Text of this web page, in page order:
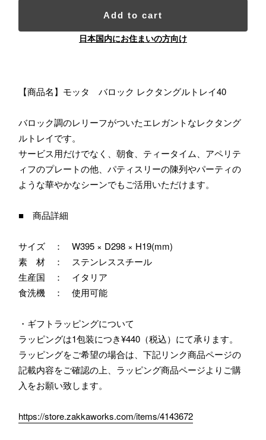
Add to cart
日本国内にお住まいの方向け
【商品名】モッタ バロック レクタングルトレイ40
バロック調のレリーフがついたエレガントなレクタング
ルトレイです。
サービス用だけでなく、朝食、ティータイム、アペリテ
ィフのプレートの他、パティスリーの陳列やパーティの
ような華やかなシーンでもご活用いただけます。
■ 商品詳細
サイズ ： W395 × D298 × H19(mm)
素 材 ： ステンレススチール
生産国 ： イタリア
食洗機 ： 使用可能
・ギフトラッピングについて
ラッピングは1包装につき¥440（税込）にて承ります。
ラッピングをご希望の場合は、下記リンク商品ページの
記載内容をご確認の上、ラッピング商品ページよりご購
入をお願い致します。
https://store.zakkaworks.com/items/4143672